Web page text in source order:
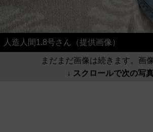
人造人間1.8号さん（提供画像）
まだまだ画像は続きます。画
↓ スクロールで次の写